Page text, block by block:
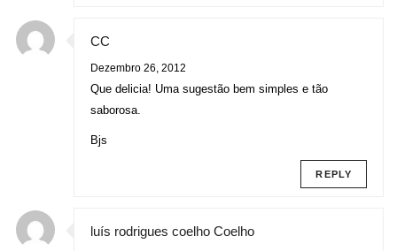
CC
Dezembro 26, 2012
Que delicia! Uma sugestão bem simples e tão
saborosa.
Bjs
REPLY
luís rodrigues coelho Coelho